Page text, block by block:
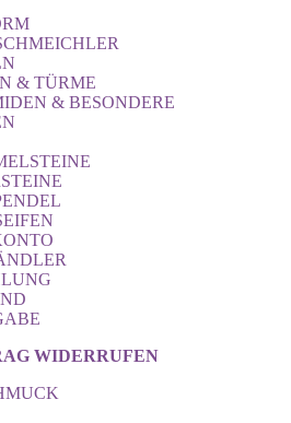
& TÜRME
& BESONDERE
WIDERRUFEN